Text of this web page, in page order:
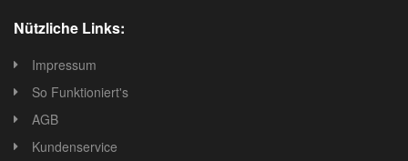
Nützliche Links:
Impressum
So Funktioniert's
AGB
Kundenservice